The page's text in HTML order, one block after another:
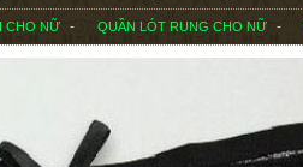
CHO NỮ QUẦN LÓT RUNG CHO NỮ